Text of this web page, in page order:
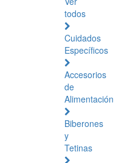
todos
Cuidados
Específicos
Accesorios
de
Alimentación
Biberones
y
Tetinas